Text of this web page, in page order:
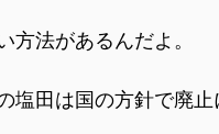
方法があるんだよ。
塩田は国の方針で廃止